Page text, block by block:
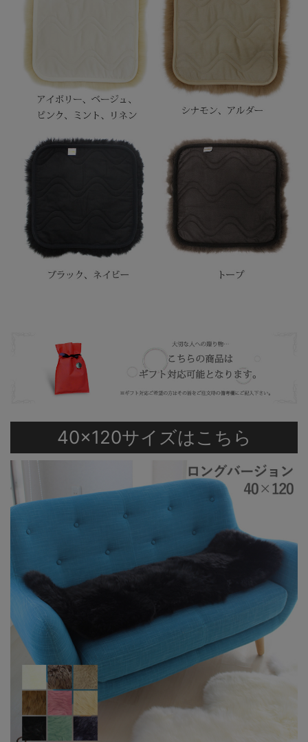
40×120サイズはこちら